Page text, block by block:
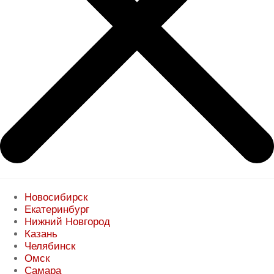
Новосибирск
Екатеринбург
Нижний Новгород
Казань
Челябинск
Омск
Самара